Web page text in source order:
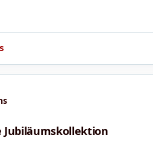
Jubiläumskollektion